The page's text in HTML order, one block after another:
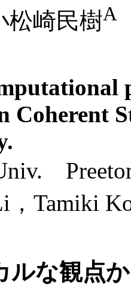
松崎民樹A
Coherent
Tamiki
ルな観点